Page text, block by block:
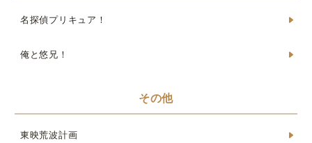
名探偵プリキュア！
俺と悠兄！
その他
東映荒波計画